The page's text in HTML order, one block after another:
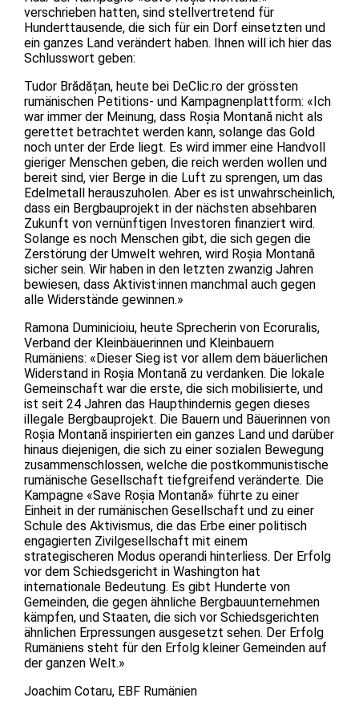
verschrieben hatten, sind stellvertretend für
Hunderttausende, die sich für ein Dorf einsetzten und
ein ganzes Land verändert haben. Ihnen will ich hier das
Schlusswort geben:
Tudor Brădățan, heute bei DeClic.ro der grössten
rumänischen Petitions- und Kampagnenplattform: «Ich
war immer der Meinung, dass Roșia Montană nicht als
gerettet betrachtet werden kann, solange das Gold
noch unter der Erde liegt. Es wird immer eine Handvoll
gieriger Menschen geben, die reich werden wollen und
bereit sind, vier Berge in die Luft zu sprengen, um das
Edelmetall herauszuholen. Aber es ist unwahrscheinlich,
dass ein Bergbauprojekt in der nächsten absehbaren
Zukunft von vernünftigen Investoren finanziert wird.
Solange es noch Menschen gibt, die sich gegen die
Zerstörung der Umwelt wehren, wird Roșia Montană
sicher sein. Wir haben in den letzten zwanzig Jahren
bewiesen, dass Aktivist·innen manchmal auch gegen
alle Widerstände gewinnen.»
Ramona Duminicioiu, heute Sprecherin von Ecoruralis,
Verband der Kleinbäuerinnen und Kleinbauern
Rumäniens: «Dieser Sieg ist vor allem dem bäuerlichen
Widerstand in Roșia Montană zu verdanken. Die lokale
Gemeinschaft war die erste, die sich mobilisierte, und
ist seit 24 Jahren das Haupthindernis gegen dieses
illegale Bergbauprojekt. Die Bauern und Bäuerinnen von
Roșia Montană inspirierten ein ganzes Land und darüber
hinaus diejenigen, die sich zu einer sozialen Bewegung
zusammenschlossen, welche die postkommunistische
rumänische Gesellschaft tiefgreifend veränderte. Die
Kampagne «Save Roșia Montană» führte zu einer
Einheit in der rumänischen Gesellschaft und zu einer
Schule des Aktivismus, die das Erbe einer politisch
engagierten Zivilgesellschaft mit einem
strategischeren Modus operandi hinterliess. Der Erfolg
vor dem Schiedsgericht in Washington hat
internationale Bedeutung. Es gibt Hunderte von
Gemeinden, die gegen ähnliche Bergbauunternehmen
kämpfen, und Staaten, die sich vor Schiedsgerichten
ähnlichen Erpressungen ausgesetzt sehen. Der Erfolg
Rumäniens steht für den Erfolg kleiner Gemeinden auf
der ganzen Welt.»
Joachim Cotaru, EBF Rumänien